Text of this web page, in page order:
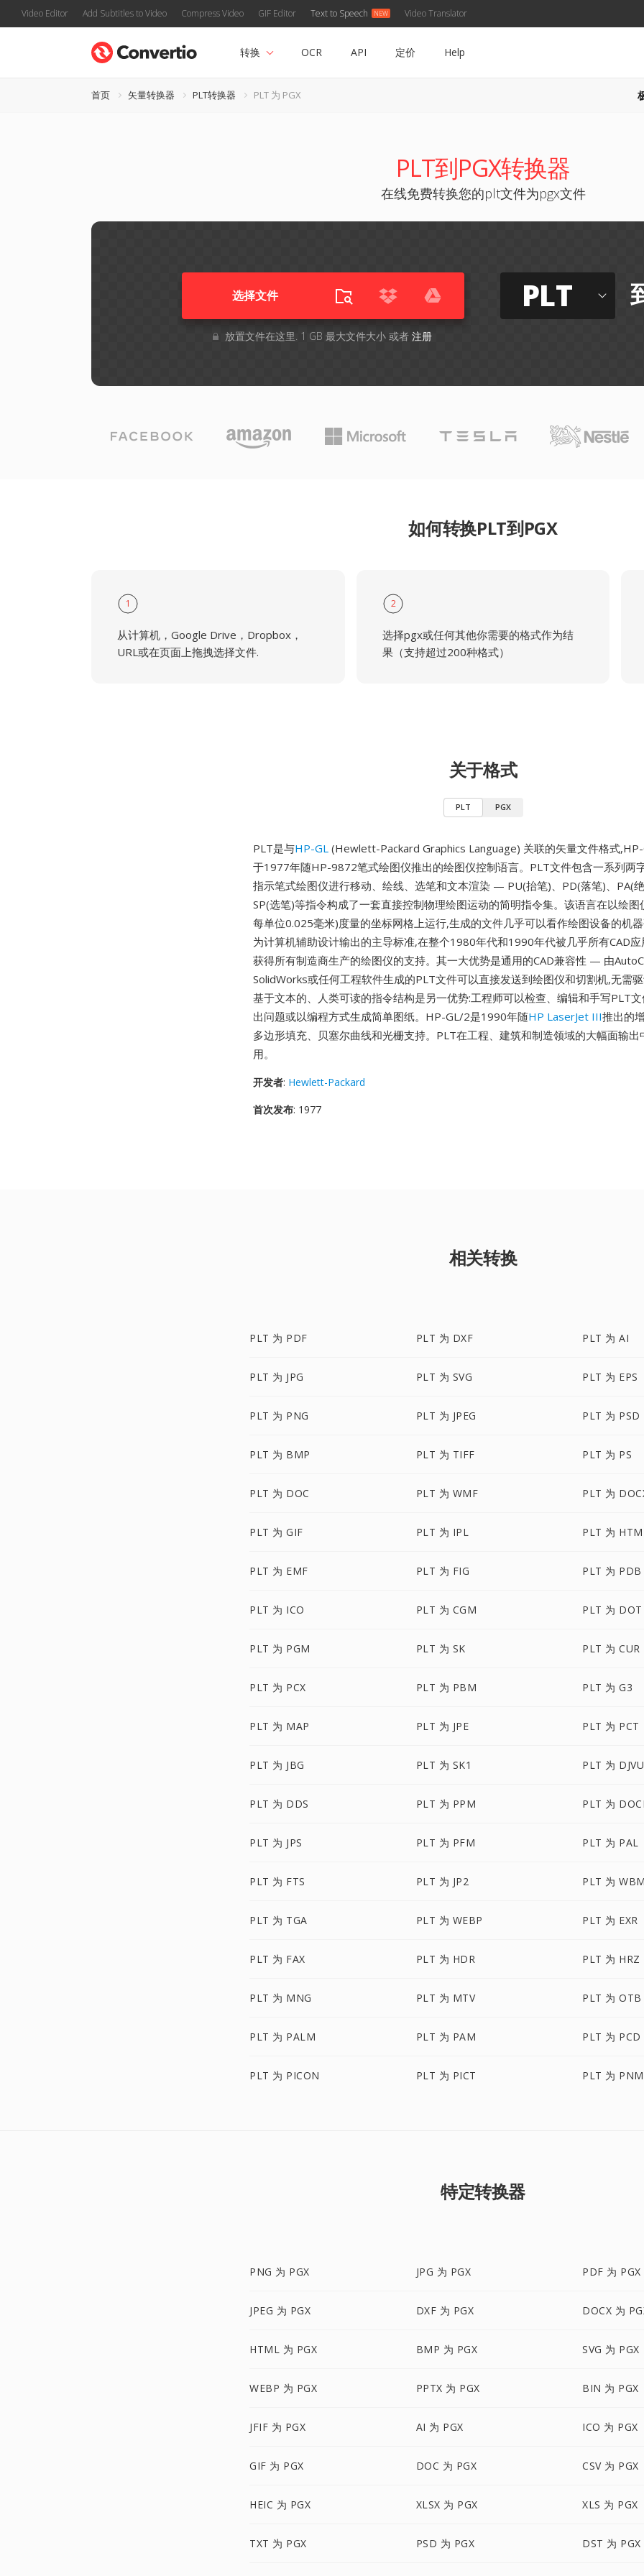
Video Editor Add Subtitles to Video Compress Video GIF Editor Text to Speech Video Translator
转换 OCR API 定价 Help
首页 矢量转换器 PLT转换器 PLT 为 PGX
PLT到PGX转换器
在线免费转换您的plt文件为pgx文件
选择文件
放置文件在这里. 1 GB 最大文件大小 或者 注册
PLT
如何转换PLT到PGX
1
从计算机，Google Drive，Dropbox，
URL或在页面上拖拽选择文件.
2
选择pgx或任何其他你需要的格式作为结
果（支持超过200种格式）
关于格式
PLT PGX
PLT是与HP-GL (Hewlett-Packard Graphics Language) 关联的矢量文件格式
于1977年随HP-9872笔式绘图仪推出的绘图仪控制语言。PLT文件包含一系列两
指示笔式绘图仪进行移动、绘线、选笔和文本渲染 — PU(抬笔)、PD(落笔)、PA(
SP(选笔)等指令构成了一套直接控制物理绘图运动的简明指令集。该语言在以绘图
每单位0.025毫米)度量的坐标网格上运行,生成的文件几乎可以看作绘图设备的机
为计算机辅助设计输出的主导标准,在整个1980年代和1990年代被几乎所有CAD
获得所有制造商生产的绘图仪的支持。其一大优势是通用的CAD兼容性 — 由
SolidWorks或任何工程软件生成的PLT文件可以直接发送到绘图仪和切割机,无需
基于文本的、人类可读的指令结构是另一优势:工程师可以检查、编辑和手写PLT
出问题或以编程方式生成简单图纸。HP-GL/2是1990年随HP LaserJet III推出的
多边形填充、贝塞尔曲线和光栅支持。PLT在工程、建筑和制造领域的大幅面输出
用。
开发者: Hewlett-Packard
首次发布: 1977
相关转换
PLT 为 PDF PLT 为 DXF PLT 为 AI
PLT 为 JPG PLT 为 SVG PLT 为 EPS
PLT 为 PNG PLT 为 JPEG PLT 为 PSD
PLT 为 BMP PLT 为 TIFF PLT 为 PS
PLT 为 DOC PLT 为 WMF PLT 为
PLT 为 GIF PLT 为 IPL PLT 为
PLT 为 EMF PLT 为 FIG PLT 为 PDB
PLT 为 ICO PLT 为 CGM PLT 为 DOT
PLT 为 PGM PLT 为 SK PLT 为 CUR
PLT 为 PCX PLT 为 PBM PLT 为 G3
PLT 为 MAP PLT 为 JPE PLT 为 PCT
PLT 为 JBG PLT 为 SK1 PLT 为 DJVU
PLT 为 DDS PLT 为 PPM PLT 为
PLT 为 JPS PLT 为 PFM PLT 为 PAL
PLT 为 FTS PLT 为 JP2 PLT 为
PLT 为 TGA PLT 为 WEBP PLT 为 EXR
PLT 为 FAX PLT 为 HDR PLT 为 HRZ
PLT 为 MNG PLT 为 MTV PLT 为 OTB
PLT 为 PALM PLT 为 PAM PLT 为 PCD
PLT 为 PICON PLT 为 PICT PLT 为 PNM
特定转换器
PNG 为 PGX JPG 为 PGX PDF 为 PGX
JPEG 为 PGX DXF 为 PGX DOCX 为
HTML 为 PGX BMP 为 PGX SVG 为 PGX
WEBP 为 PGX PPTX 为 PGX BIN 为 PGX
JFIF 为 PGX AI 为 PGX ICO 为 PGX
GIF 为 PGX DOC 为 PGX CSV 为 PGX
HEIC 为 PGX XLSX 为 PGX XLS 为 PGX
TXT 为 PGX PSD 为 PGX DST 为 PGX